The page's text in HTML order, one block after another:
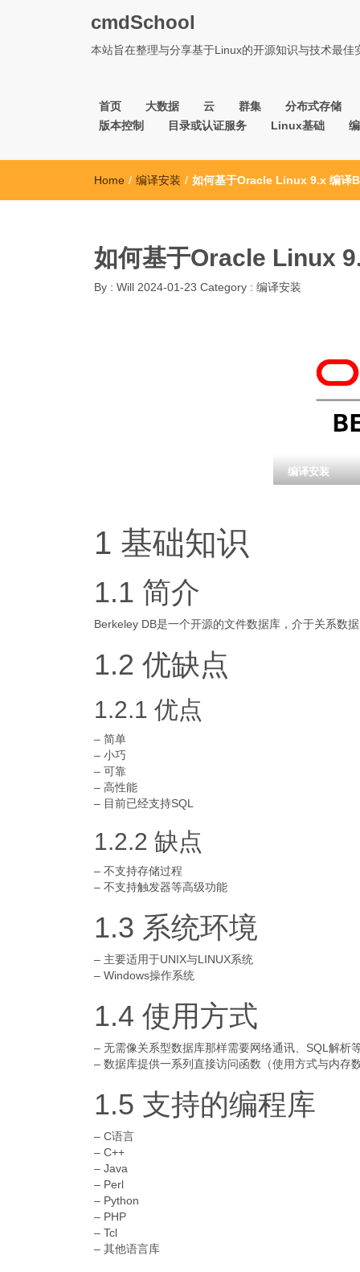
cmdSchool
本站旨在整理与分享基于Linux的开源知识与技术最佳
首页 大数据 云 群集 分布式存储
版本控制
目录或认证服务 Linux基础
Home / 编译安装 / 如何基于Oracle Linux 9.x 编译
如何基于Oracle Linux
By : Will 2024-01-23 Category : 编译安装
编译安装
1 基础知识
1.1 简介
Berkeley DB是一个开源的文件数据库，介于关系数
1.2 优缺点
1.2.1 优点
– 简单
– 小巧
– 可靠
– 高性能
– 目前已经支持SQL
1.2.2 缺点
– 不支持存储过程
– 不支持触发器等高级功能
1.3 系统环境
– 主要适用于UNIX与LINUX系统
– Windows操作系统
1.4 使用方式
– 无需像关系型数据库那样需要网络通讯、SQL解析
– 数据库提供一系列直接访问函数（使用方式与内存
1.5 支持的编程库
– C语言
– C++
– Java
– Perl
– Python
– PHP
– Tcl
– 其他语言库